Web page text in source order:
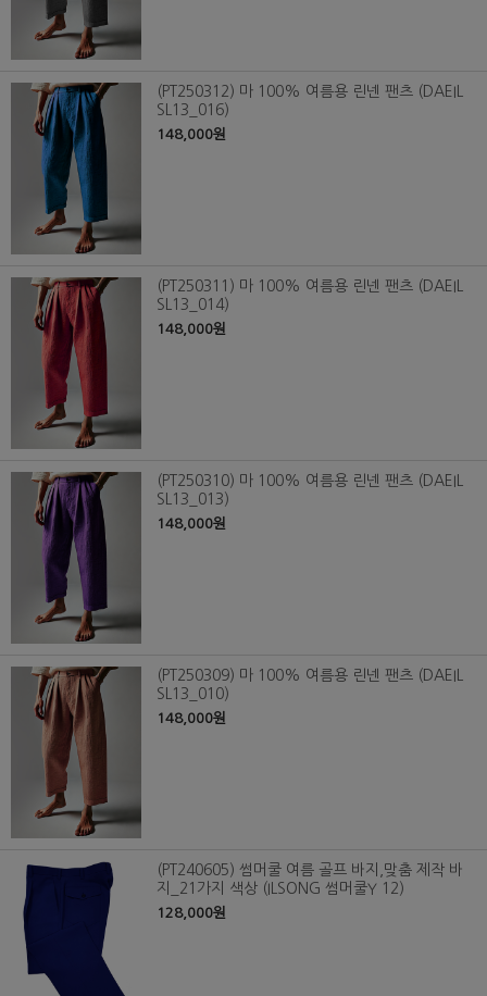
(PT250312) 마 100% 여름용 린넨 팬츠 (DAEIL
SL13_016)
148,000원
(PT250311) 마 100% 여름용 린넨 팬츠 (DAEIL
SL13_014)
148,000원
(PT250310) 마 100% 여름용 린넨 팬츠 (DAEIL
SL13_013)
148,000원
(PT250309) 마 100% 여름용 린넨 팬츠 (DAEIL
SL13_010)
148,000원
(PT240605) 썸머쿨 여름 골프 바지,맞춤 제작 바
지_21가지 색상 (ILSONG 썸머쿨Y 12)
128,000원